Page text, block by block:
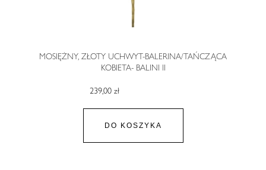
MOSIĘŻNY, ZŁOTY UCHWYT-BALERINA/TAŃCZĄCA
KOBIETA- BALINI II
239,00 zł
DO KOSZYKA